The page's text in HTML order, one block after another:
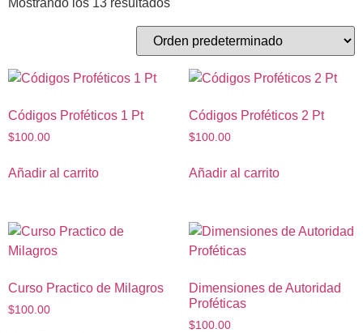
Códigos Proféticos 1 Pt
$100.00
Añadir al carrito
Códigos Proféticos 2 Pt
$100.00
Añadir al carrito
Curso Practico de Milagros
$100.00
Dimensiones de Autoridad
Proféticas
$100.00